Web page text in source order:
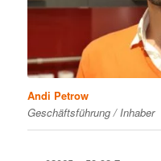
Andi Petrow
Geschäftsführung / Inhaber